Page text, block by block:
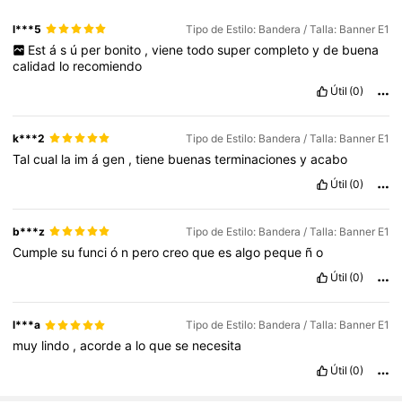
l***5 Tipo de Estilo: Bandera / Talla: Banner E1
Est á s ú per bonito , viene todo super completo y de buena
calidad lo recomiendo
Útil (0)
k***2 Tipo de Estilo: Bandera / Talla: Banner E1
Talcual la imágen ,tiene buenasterminacionesyacabo
Útil (0)
b***z Tipo de Estilo: Bandera / Talla: Banner E1
Cumplesufunció n perocreoqueesalgo peque ño
Útil (0)
l***a Tipo de Estilo: Bandera / Talla: Banner E1
muy lindo ,acordea loquese necesita
Útil (0)